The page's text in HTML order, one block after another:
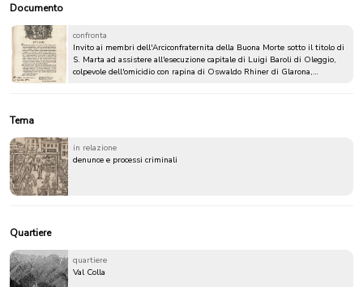
Documento
confronta
Invito ai membri dell'Arciconfraternita della Buona Morte sotto il titolo di
S. Marta ad assistere all'esecuzione capitale di Luigi Baroli di Oleggio,
colpevole dell'omicidio con rapina di Oswaldo Rhiner di Glarona,
Tema
in relazione
denunce e processi criminali
Quartiere
quartiere
Val Colla